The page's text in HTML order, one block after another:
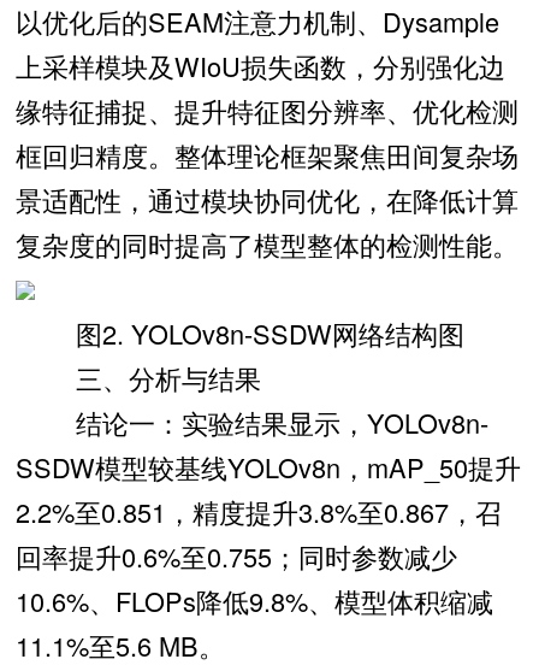
以优化后的SEAM注意力机制、Dysample
上采样模块及WIoU损失函数，分别强化边
缘特征捕捉、提升特征图分辨率、优化检测
框回归精度。整体理论框架聚焦田间复杂场
景适配性，通过模块协同优化，在降低计算
复杂度的同时提高了模型整体的检测性能。
图2. YOLOv8n-SSDW网络结构图
三、分析与结果
结论一：实验结果显示，YOLOv8n-
SSDW模型较基线YOLOv8n，mAP_50提升
2.2%至0.851，精度提升3.8%至0.867，召
回率提升0.6%至0.755；同时参数减少
10.6%、FLOPs降低9.8%、模型体积缩减
11.1%至5.6 MB。